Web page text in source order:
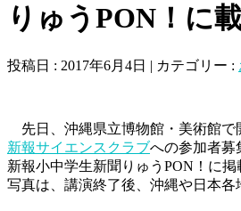
りゅうPON！に
投稿日 : 2017年6月4日 | カテゴリー :
先日、沖縄県立博物館・美術館で
新報サイエンスクラブへの参加者募
新報小中学生新聞りゅうPON！に掲
写真は、講演終了後、沖縄や日本各